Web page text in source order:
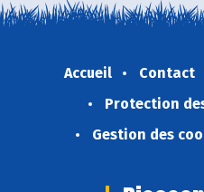
Accueil Contact
Protection
Gestion des